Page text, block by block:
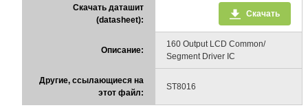
Скачать даташит
(datasheet):
Скачать
Описание:
160 Output LCD Common/
Segment Driver IC
Другие, ссылающиеся на
этот файл:
ST8016